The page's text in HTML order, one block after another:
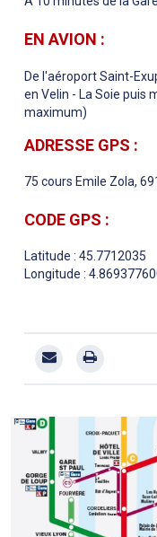
EN AVION :
De l'aéroport Saint-
en Velin - La Soie puis
maximum)
ADRESSE GPS :
75 cours Emile Zola,
CODE GPS :
Latitude : 45.7712035
Longitude :